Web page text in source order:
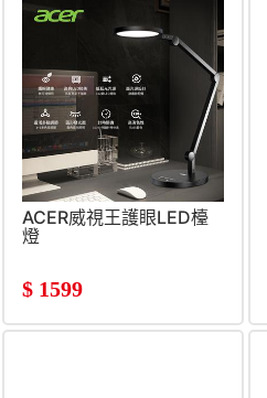
ACER威視王護眼LED檯
燈
$ 1599